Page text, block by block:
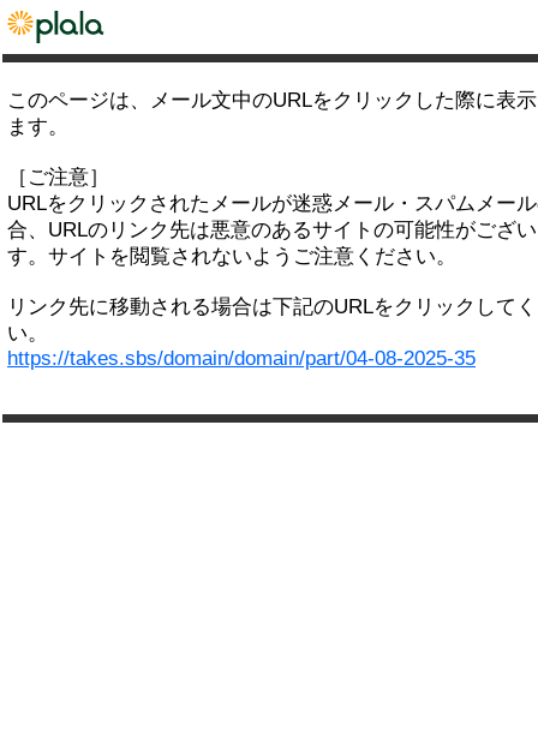
このページは、メール文中のURLをクリックした際に表
ます。
［ご注意］
URLをクリックされたメールが迷惑メール・スパムメー
合、URLのリンク先は悪意のあるサイトの可能性がござ
す。サイトを閲覧されないようご注意ください。
リンク先に移動される場合は下記のURLをクリックして
い。
https://takes.sbs/domain/domain/part/04-08-2025-35